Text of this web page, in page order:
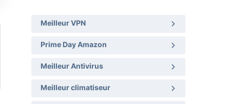
Meilleur VPN
Prime Day Amazon
Meilleur Antivirus
Meilleur climatiseur